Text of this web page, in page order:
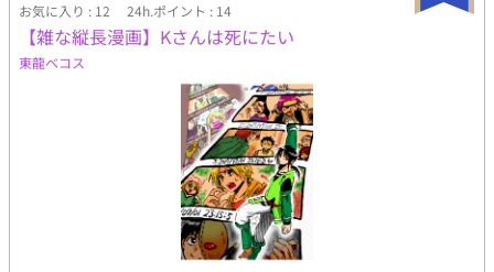
お気に入り : 12 24h.ポイント : 14
【雑な縦長漫画】Kさんは死にたい
東龍ベコス